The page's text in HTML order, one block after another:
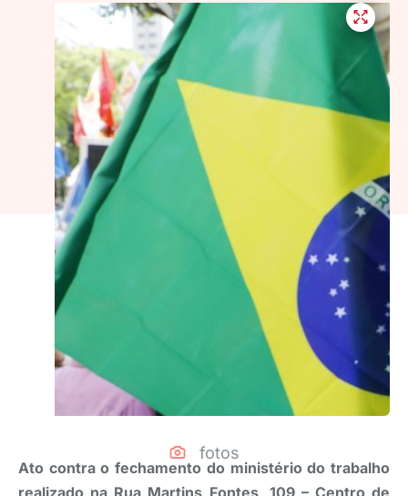
fotos
Ato contra o fechamento do ministério do trabalho
realizado na Rua Martins Fontes, 109 – Centro de